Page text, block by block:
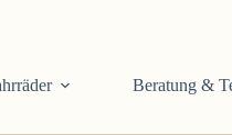
Beratung &